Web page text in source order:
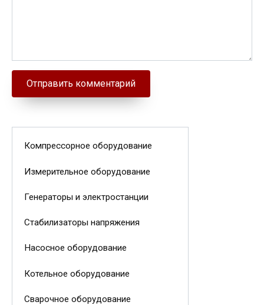
Компрессорное оборудование
Измерительное оборудование
Генераторы и электростанции
Стабилизаторы напряжения
Насосное оборудование
Котельное оборудование
Сварочное оборудование